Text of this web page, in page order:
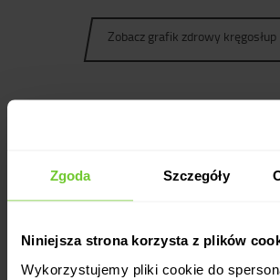
Zgoda Szczegóły
Niniejsza strona korzysta z plików
Wykorzystujemy pliki cookie do
Zobacz grafik zdrowy kręgosłup
Dla